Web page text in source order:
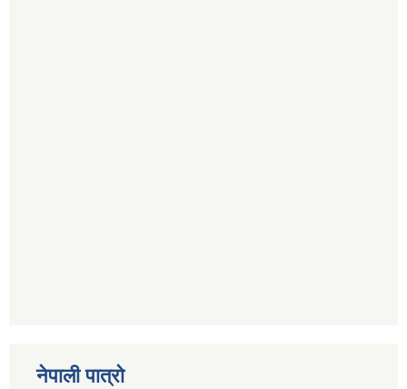
नेपाली पात्रो